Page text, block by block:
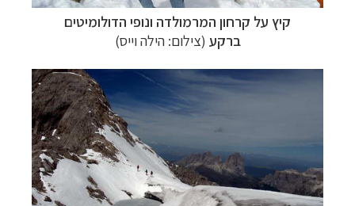
קיץ על קרחון המרמולדה ונופי הדולומיטים
ברקע (צילום: הילה וייס)